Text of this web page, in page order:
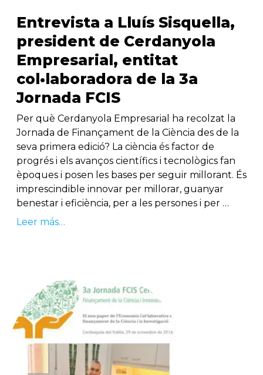
Entrevista a Lluís Sisquella,
president de Cerdanyola
Empresarial, entitat
col•laboradora de la 3a
Jornada FCIS
Per què Cerdanyola Empresarial ha recolzat la
Jornada de Finançament de la Ciència des de la
seva primera edició? La ciència és factor de
progrés i els avanços científics i tecnològics fan
èpoques i posen les bases per seguir millorant. És
imprescindible innovar per millorar, guanyar
benestar i eficiència, per a les persones i per …
Leer más…